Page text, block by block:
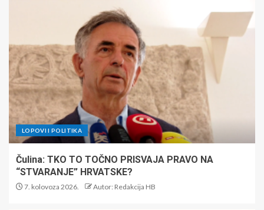
LOPOVI I POLITIKA
Čulina: TKO TO TOČNO PRISVAJA PRAVO NA
“STVARANJE” HRVATSKE?
7. kolovoza 2026. Autor: Redakcija HB